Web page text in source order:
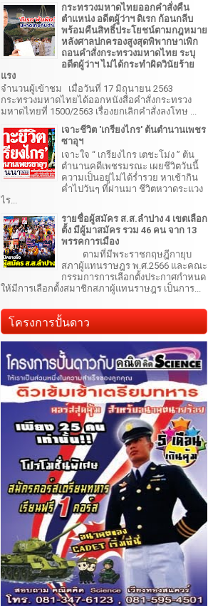
กระทรวงมหาดไทยออกคำสั่งคืน
ตำแหน่ง อดีตผู้ว่าฯ ดิเรก ก้อนกลีบ
พร้อมคืนสิทธิ์ประโยชน์ตามกฎหมาย
หลังศาลปกครองสูงสุดพิพากษาเพิก
ถอนคำสั่งกระทรวงมหาดไทย ระบุ
อดีตผู้ว่าฯ ไม่ได้กระทำผิดวินัยร้าย
แรง
จำนวนผู้เข้าชม เมื่อวันที่ 17 มิถุนายน 2563
กระทรวงมหาดไทยได้ออกหนังสือคำสั่งกระทรวง
มหาดไทยที่ 1500/2563 เรื่องยกเลิกคำสั่งลงโทษ ...
เจาะชีวิต 'เกรียงไกร' ต้นตำนานเพชร
ซาอุฯ
เจาะใจ “ เกรียงไกร เตชะโม่ง ” ต้น
ตำนานคดีเพชรมรณะ เผยชีวิตวันนี้
ความเป็นอยู่ไม่ได้ร่ำรวย หาเช้ากิน
ค่ำไปวันๆ ที่ผ่านมา ชีวิตหวาดระแวง
ไร...
รายชื่อผู้สมัคร ส.ส.ลำปาง 4 เขตเลือก
ตั้ง มีผู้มาสมัคร รวม 46 คน จาก 13
พรรคการเมือง
ตามที่มีพระราชกฤษฎีกายุบ
สภาผู้แทนราษฎร พ.ศ.2566 และคณะ
กรรมการการเลือกตั้งประกาศกำหนด
ให้มีการเลือกตั้งสมาชิกสภาผู้แทนราษฎร เป็นการ...
โครงการปั้นดาว